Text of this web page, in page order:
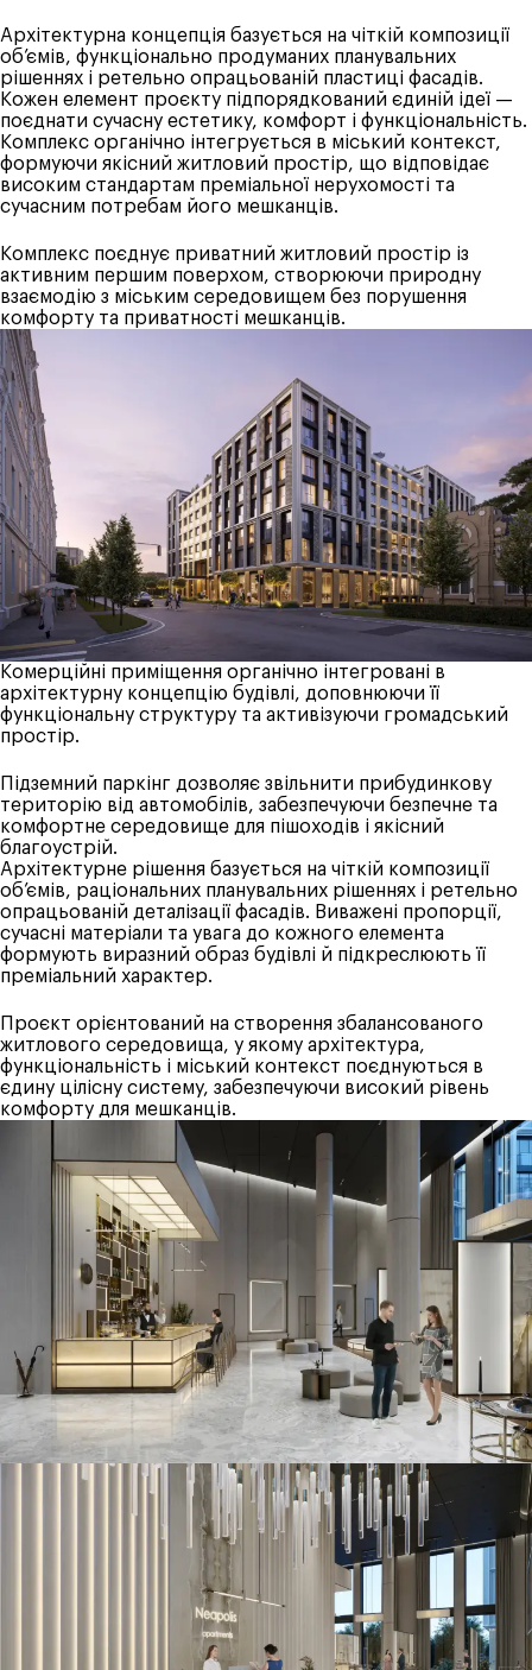
Архітектурна концепція базується на чіткій композиції
об’ємів, функціонально продуманих планувальних
рішеннях і ретельно опрацьованій пластиці фасадів.
Кожен елемент проєкту підпорядкований єдиній ідеї —
поєднати сучасну естетику, комфорт і функціональність.
Комплекс органічно інтегрується в міський контекст,
формуючи якісний житловий простір, що відповідає
високим стандартам преміальної нерухомості та
сучасним потребам його мешканців.
Комплекс поєднує приватний житловий простір із
активним першим поверхом, створюючи природну
взаємодію з міським середовищем без порушення
комфорту та приватності мешканців.
Комерційні приміщення органічно інтегровані в
архітектурну концепцію будівлі, доповнюючи її
функціональну структуру та активізуючи громадський
простір.
Підземний паркінг дозволяє звільнити прибудинкову
територію від автомобілів, забезпечуючи безпечне та
комфортне середовище для пішоходів і якісний
благоустрій.
Архітектурне рішення базується на чіткій композиції
об’ємів, раціональних планувальних рішеннях і ретельно
опрацьованій деталізації фасадів. Виважені пропорції,
сучасні матеріали та увага до кожного елемента
формують виразний образ будівлі й підкреслюють її
преміальний характер.
Проєкт орієнтований на створення збалансованого
житлового середовища, у якому архітектура,
функціональність і міський контекст поєднуються в
єдину цілісну систему, забезпечуючи високий рівень
комфорту для мешканців.